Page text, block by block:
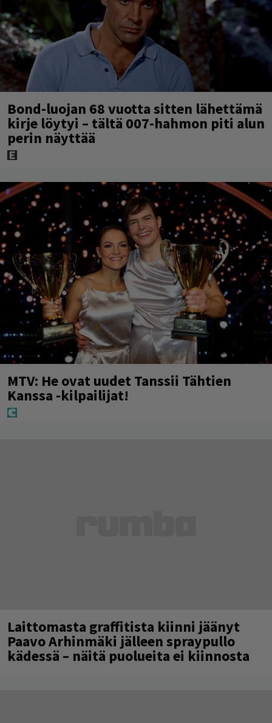
Bond-luojan 68 vuotta sitten lähettämä
kirje löytyi – tältä 007-hahmon piti alun
perin näyttää
MTV: He ovat uudet Tanssii Tähtien
Kanssa -kilpailijat!
Laittomasta graffitista kiinni jäänyt
Paavo Arhinmäki jälleen spraypullo
kädessä – näitä puolueita ei kiinnosta